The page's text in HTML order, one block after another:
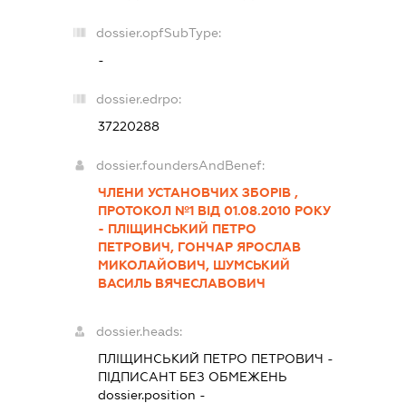
dossier.opfSubType:
-
dossier.edrpo:
37220288
dossier.foundersAndBenef:
ЧЛЕНИ УСТАНОВЧИХ ЗБОРІВ ,
ПРОТОКОЛ №1 ВІД 01.08.2010 РОКУ
- ПЛІЩИНСЬКИЙ ПЕТРО
ПЕТРОВИЧ, ГОНЧАР ЯРОСЛАВ
МИКОЛАЙОВИЧ, ШУМСЬКИЙ
ВАСИЛЬ ВЯЧЕСЛАВОВИЧ
dossier.heads:
ПЛІЩИНСЬКИЙ ПЕТРО ПЕТРОВИЧ -
ПІДПИСАНТБЕЗ ОБМЕЖЕНЬ
dossier.position -